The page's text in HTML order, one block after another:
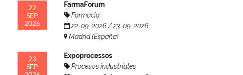
22
SEP
2026
FarmaForum
Farmacia
22-09-2026 / 23-09-2026
Madrid (España)
23
SEP
Expoprocessos
Procesos industriales